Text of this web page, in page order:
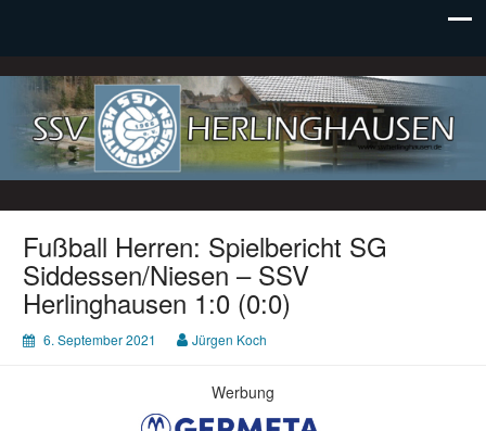
SSV Herlinghausen e. V.
Fußball Herren: Spielbericht SG
Siddessen/Niesen – SSV
Herlinghausen 1:0 (0:0)
6. September 2021 Jürgen Koch
Werbung